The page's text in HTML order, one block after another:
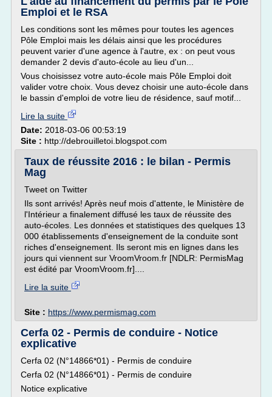
Emploi et le RSA
Les conditions sont les mêmes pour toutes les agences
Pôle Emploi mais les délais ainsi que les procédures
peuvent varier d'une agence à l'autre, ex : on peut vous
demander 2 devis d'auto-école au lieu d'un...
Vous choisissez votre auto-école mais Pôle Emploi doit
valider votre choix. Vous devez choisir une auto-école dans
le bassin d'emploi de votre lieu de résidence, sauf motif...
Lire la suite
Date: 2018-03-06 00:53:19
Site : http://debrouilletoi.blogspot.com
Taux de réussite 2016 : le bilan - Permis
Mag
Tweet on Twitter
Ils sont arrivés! Après neuf mois d'attente, le Ministère de
l'Intérieur a finalement diffusé les taux de réussite des
auto-écoles. Les données et statistiques des quelques 13
000 établissements d'enseignement de la conduite sont
riches d'enseignement. Ils seront mis en lignes dans les
jours qui viennent sur VroomVroom.fr [NDLR: PermisMag
est édité par VroomVroom.fr]....
Lire la suite
Site : https://www.permismag.com
Cerfa 02 - Permis de conduire - Notice
explicative
Cerfa 02 (N°14866*01) - Permis de conduire
Cerfa 02 (N°14866*01) - Permis de conduire
Notice explicative